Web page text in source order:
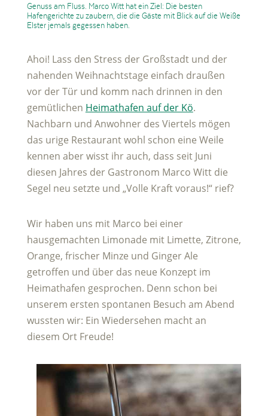
Genuss am Fluss. Marco Witt hat ein Ziel: Die besten
Hafengerichte zu zaubern, die die Gäste mit Blick auf die Weiße
Elster jemals gegessen haben.
Ahoi! Lass den Stress der Großstadt und der
nahenden Weihnachtstage einfach draußen
vor der Tür und komm nach drinnen in den
gemütlichen Heimathafen auf der Kö.
Nachbarn und Anwohner des Viertels mögen
das urige Restaurant wohl schon eine Weile
kennen aber wisst ihr auch, dass seit Juni
diesen Jahres der Gastronom Marco Witt die
Segel neu setzte und „Volle Kraft voraus!“ rief?
Wir haben uns mit Marco bei einer
hausgemachten Limonade mit Limette, Zitrone,
Orange, frischer Minze und Ginger Ale
getroffen und über das neue Konzept im
Heimathafen gesprochen. Denn schon bei
unserem ersten spontanen Besuch am Abend
wussten wir: Ein Wiedersehen macht an
diesem Ort Freude!